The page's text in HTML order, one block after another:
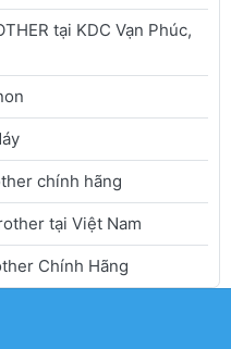
tại KDC Vạn Phúc,
chính hãng
tại Việt Nam
Chính Hãng